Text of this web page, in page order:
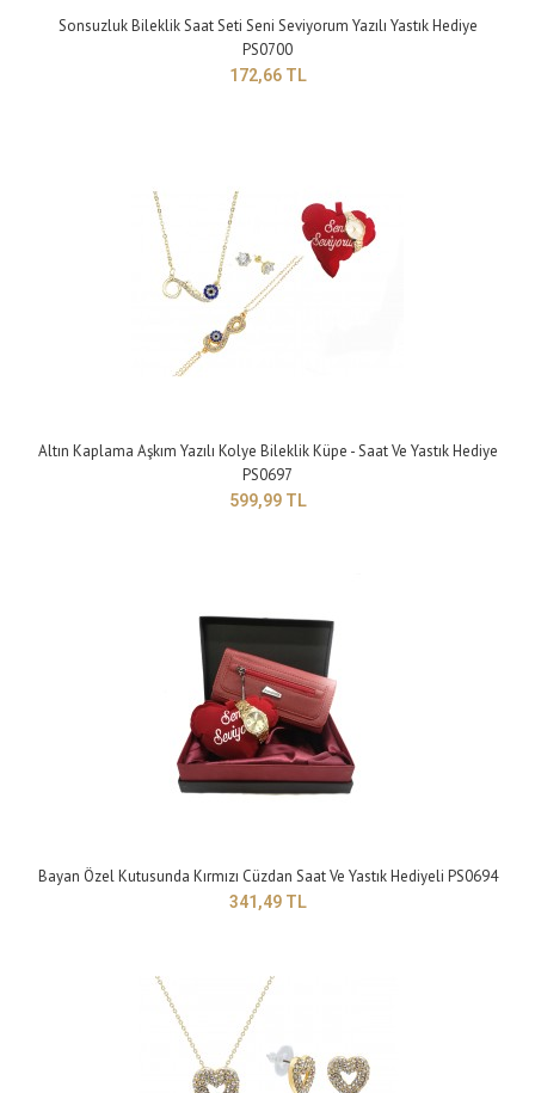
Sonsuzluk Bileklik Saat Seti Seni Seviyorum Yazılı Yastık Hediye PS0700
172,66 TL
Yapısı:BijuteriMaden Rengi: SarıTaş Rengi : BeyazBileklik Modeli:
Ayarlanabilir ModelHediye Pak..
599,99 TL
Sonsuzluk Bileklik Saat Seti Seni Seviyorum Yazılı Yastık Hediye
PS0700
172,66 TL
Altın Kaplama Aşkım Yazılı Kolye Bileklik Küpe - Saat Ve Yastık Hediye
PS0697
599,99 TL
Bayan Özel Kutusunda Kırmızı Cüzdan Saat Ve Yastık Hediyeli PS0694
341,49 TL